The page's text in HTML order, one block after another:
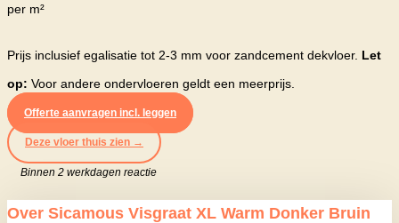
per m²
Prijs inclusief egalisatie tot 2-3 mm voor zandcement dekvloer. Let
op: Voor andere ondervloeren geldt een meerprijs.
Offerte aanvragen incl. leggen
Deze vloer thuis zien →
Binnen 2 werkdagen reactie
Over Sicamous Visgraat XL Warm Donker Bruin